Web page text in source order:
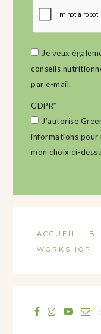
Je veux
conseils
par e-mail.
GDPR*
J’autorise
informations pour
mon choix ci-
ACCUEIL
WORKSHOP